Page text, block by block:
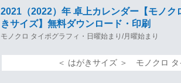
2021（2022）年 卓上カレンダー【モノク
きサイズ】無料ダウンロード・印刷
モノクロ タイポグラフィ・日曜始まり/月曜始まり
＜ はがきサイズ ＞ モノクロ タ